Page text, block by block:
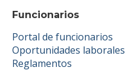
Funcionarios
Portal de funcionarios
Oportunidades laborales
Reglamentos